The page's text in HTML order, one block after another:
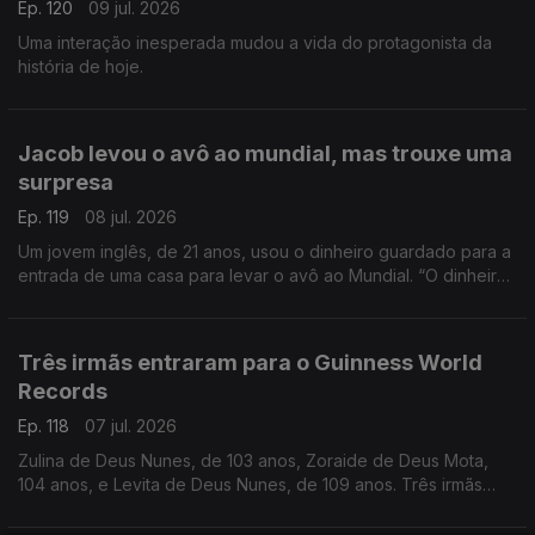
Ep. 120
09 jul. 2026
Uma interação inesperada mudou a vida do protagonista da
história de hoje.
Jacob levou o avô ao mundial, mas trouxe uma
surpresa
Ep. 119
08 jul. 2026
Um jovem inglês, de 21 anos, usou o dinheiro guardado para a
entrada de uma casa para levar o avô ao Mundial. “O dinheiro,
Três irmãs entraram para o Guinness World
Records
Ep. 118
07 jul. 2026
Zulina de Deus Nunes, de 103 anos, Zoraide de Deus Mota,
104 anos, e Levita de Deus Nunes, de 109 anos. Três irmãs